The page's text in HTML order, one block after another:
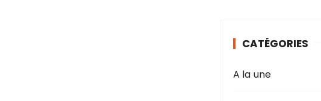
CATÉGORIES
A la une